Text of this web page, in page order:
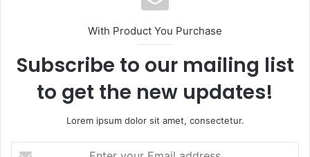
With Product You Purchase
Subscribe to our mailing list
to get the new updates!
Lorem ipsum dolor sit amet, consectetur.